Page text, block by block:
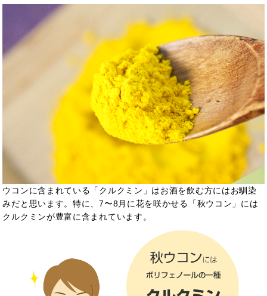
ウコンに含まれている「クルクミン」はお酒を飲む方にはお馴染
みだと思います。特に、7〜8月に花を咲かせる「秋ウコン」には
クルクミンが豊富に含まれています。